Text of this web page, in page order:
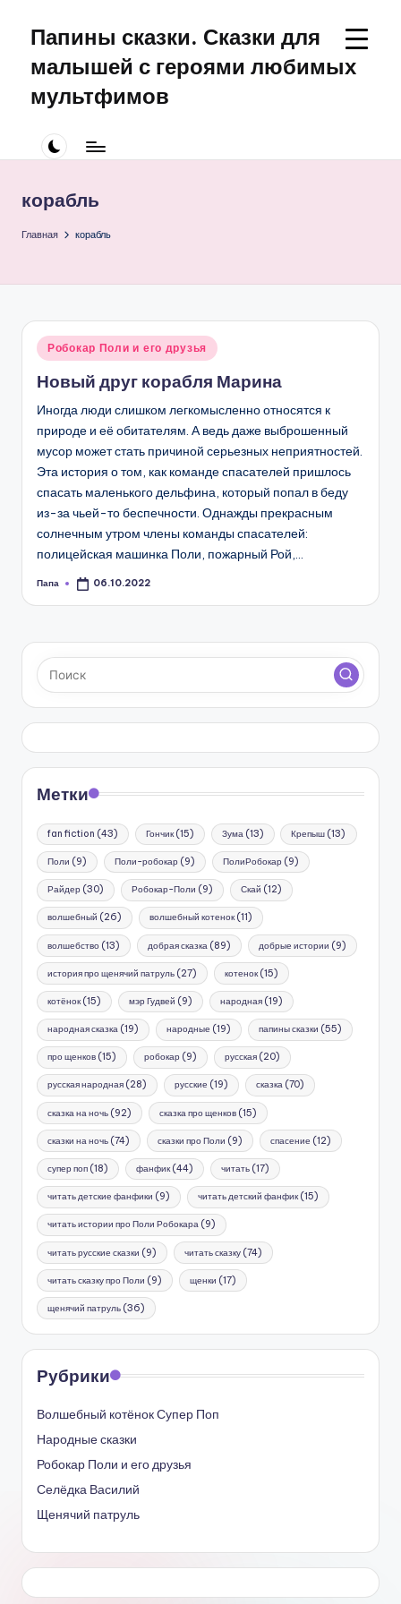
Перейти
содержимому
Папины сказки. Сказки для
малышей с героями любимых
мультфимов
для
малышей
Щенячий
корабль
Главная корабль
Опубликовано
Робокар Поли и его друзья
Новый друг корабля Марина
Иногда люди слишком легкомысленно относятся к
природе и её обитателям. А ведь даже выброшенный
мусор может стать причиной серьезных неприятностей.
Эта история о том, как команде спасателей пришлось
спасать маленького дельфина, который попал в беду
из-за чьей-то беспечности. Однажды прекрасным
солнечным утром члены команды спасателей:
полицейская машинка Поли, пожарный Рой,…
Запись
Папа 06.10.2022
Метки
fan fiction (43) Гончик(15) Зума(13) Крепыш (13)
Поли (9) Поли-робокар (9) ПолиРобокар (9)
Райдер (30) Робокар-Поли (9) Скай (12)
волшебный (26) волшебный котенок(11)
волшебство (13) добрая сказка(89) добрые истории (9)
история про щенячий патруль (27) котенок(15)
котёнок(15) мэр Гудвей (9) народная(19)
народная сказка (19) народные (19) папины сказки (55)
про щенков (15) робокар (9) русская(20)
русская народная (28) русские (19) сказка(70)
сказка на ночь (92) сказка про щенков(15)
сказки на ночь (74) сказки про Поли (9) спасение (12)
супер поп (18) фанфик(44) читать(17)
читать детские фанфики (9) читать детский фанфик(15)
читать истории про Поли Робокара (9)
читать русские сказки (9) читать сказку(74)
читать сказку про Поли (9) щенки (17)
щенячий патруль (36)
Рубрики
Волшебный котёнок Супер Поп
Народные сказки
Робокар Поли и его друзья
Селёдка Василий
Щенячий патруль